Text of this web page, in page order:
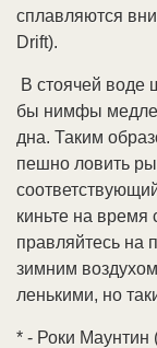
сплав­ля­ют­ся
Drift).
В стоя­чей во­де
бы ним­фы
дна. Та­ким
пеш­но ло­вить
кинь­те на вре­мя
прав­ляй­тесь на
зим­ним
лень­ки­ми, но
* - Роки Маунтин